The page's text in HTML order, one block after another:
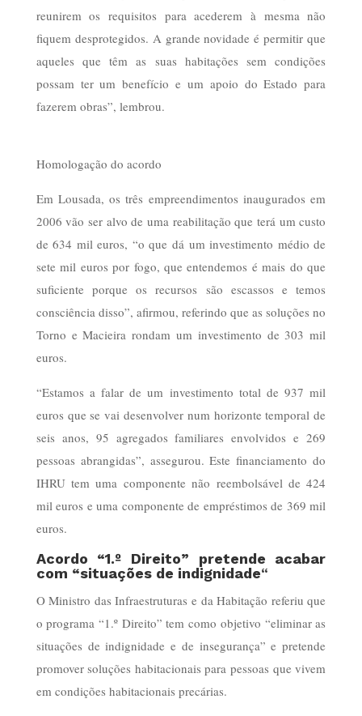
reunirem os requisitos para acederem à mesma não
fiquem desprotegidos. A grande novidade é permitir que
aqueles que têm as suas habitações sem condições
possam ter um benefício e um apoio do Estado para
fazerem obras”, lembrou.
Homologação do acordo
Em Lousada, os três empreendimentos inaugurados em
2006 vão ser alvo de uma reabilitação que terá um custo
de 634 mil euros, “o que dá um investimento médio de
sete mil euros por fogo, que entendemos é mais do que
suficiente porque os recursos são escassos e temos
consciência disso”, afirmou, referindo que as soluções no
Torno e Macieira rondam um investimento de 303 mil
euros.
“Estamos a falar de um investimento total de 937 mil
euros que se vai desenvolver num horizonte temporal de
seis anos, 95 agregados familiares envolvidos e 269
pessoas abrangidas”, assegurou. Este financiamento do
IHRU tem uma componente não reembolsável de 424
mil euros e uma componente de empréstimos de 369 mil
euros.
Acordo “1.º Direito” pretende acabar
com “situações de indignidade“
O Ministro das Infraestruturas e da Habitação referiu que
o programa “1.º Direito” tem como objetivo “eliminar as
situações de indignidade e de insegurança” e pretende
promover soluções habitacionais para pessoas que vivem
em condições habitacionais precárias.